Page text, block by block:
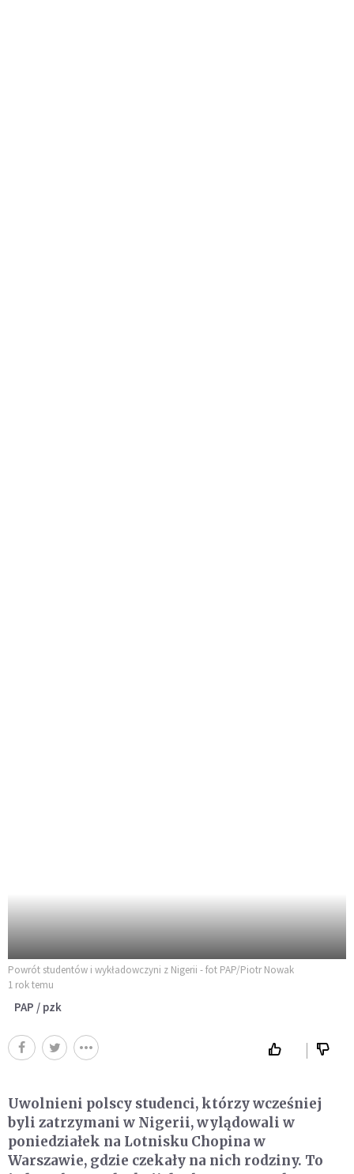
Powrót studentów i wykładowczyni z Nigerii - fot PAP/Piotr Nowak
1 rok temu
PAP / pzk
Uwolnieni polscy studenci, którzy wcześniej
byli zatrzymani w Nigerii, wylądowali w
poniedziałek na Lotnisku Chopina w
Warszawie, gdzie czekały na nich rodziny. To